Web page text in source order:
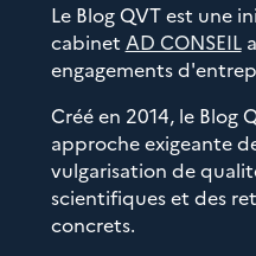
Le Blog QVT est une
cabinet AD CONSEIL
engagements
Créé en 2014, le Blog
approche exigeante
vulgarisation de
scientifiques et des
concrets.